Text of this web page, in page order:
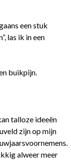
een stuk
las ik in een
buikpijn.
talloze ideeën
zijn op mijn
alweer meer